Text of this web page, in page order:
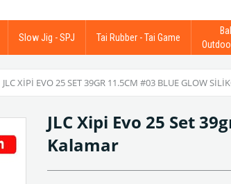
Slow Jig - SPJ Tai Rubber - Tai Game
JLC XIPI EVO 25 SET 39GR 11.5CM #03 BLUE GLOW
JLC Xipi Evo 25 Set
Kalamar